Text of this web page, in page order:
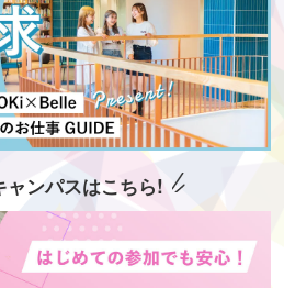
ャンパスはこちら!